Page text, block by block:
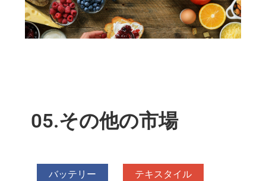
05.その他の市場
バッテリー テキスタイル